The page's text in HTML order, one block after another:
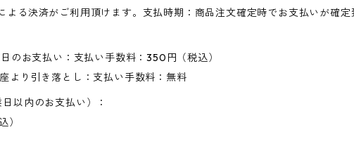
よる決済がご利用頂けます。支払時期：商品注文確定時でお支払いが確定
のお支払い：支払い手数料：350円（税込）
より引き落とし：支払い手数料：無料
以内のお支払い）：
）